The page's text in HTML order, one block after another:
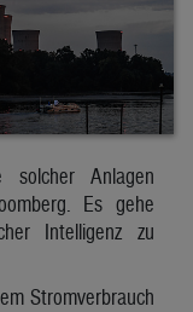
Anlagen
Es gehe
Intelligenz zu
Stromverbrauch